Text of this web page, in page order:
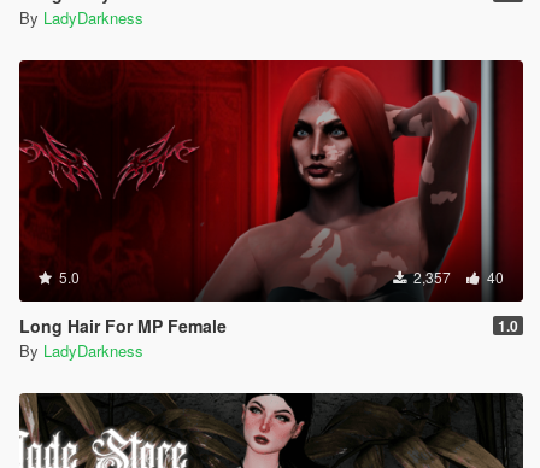
By LadyDarkness
5.0 2,357 40
Long Hair For MP Female 1.0
By LadyDarkness